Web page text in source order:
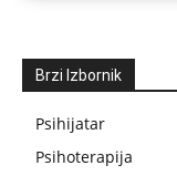
Brzi Izbornik
Psihijatar
Psihoterapija